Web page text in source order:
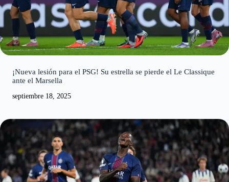
¡Nueva lesión para el PSG! Su estrella se pierde el Le Classique
ante el Marsella
septiembre 18, 2025